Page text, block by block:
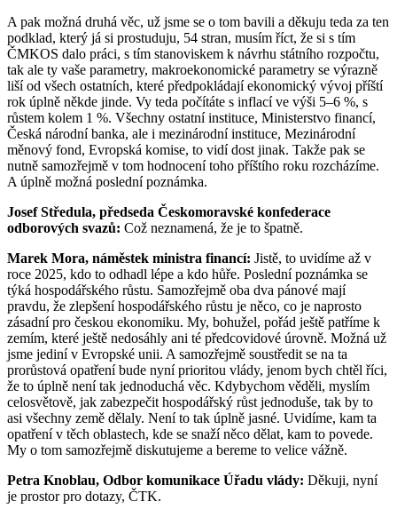
A pak možná druhá věc, už jsme se o tom bavili a děkuju teda za ten
podklad, který já si prostuduju, 54 stran, musím říct, že si s tím
ČMKOS dalo práci, s tím stanoviskem k návrhu státního rozpočtu,
tak ale ty vaše parametry, makroekonomické parametry se výrazně
liší od všech ostatních, které předpokládají ekonomický vývoj příští
rok úplně někde jinde. Vy teda počítáte s inflací ve výši 5–6 %, s
růstem kolem 1 %. Všechny ostatní instituce, Ministerstvo financí,
Česká národní banka, ale i mezinárodní instituce, Mezinárodní
měnový fond, Evropská komise, to vidí dost jinak. Takže pak se
nutně samozřejmě v tom hodnocení toho příštího roku rozcházíme.
A úplně možná poslední poznámka.
Josef Středula, předseda Českomoravské konfederace
odborových svazů: Což neznamená, že je to špatně.
Marek Mora, náměstek ministra financí: Jistě, to uvidíme až v
roce 2025, kdo to odhadl lépe a kdo hůře. Poslední poznámka se
týká hospodářského růstu. Samozřejmě oba dva pánové mají
pravdu, že zlepšení hospodářského růstu je něco, co je naprosto
zásadní pro českou ekonomiku. My, bohužel, pořád ještě patříme k
zemím, které ještě nedosáhly ani té předcovidové úrovně. Možná už
jsme jediní v Evropské unii. A samozřejmě soustředit se na ta
prorůstová opatření bude nyní prioritou vlády, jenom bych chtěl říci,
že to úplně není tak jednoduchá věc. Kdybychom věděli, myslím
celosvětově, jak zabezpečit hospodářský růst jednoduše, tak by to
asi všechny země dělaly. Není to tak úplně jasné. Uvidíme, kam ta
opatření v těch oblastech, kde se snaží něco dělat, kam to povede.
My o tom samozřejmě diskutujeme a bereme to velice vážně.
Petra Knoblau, Odbor komunikace Úřadu vlády: Děkuji, nyní
je prostor pro dotazy, ČTK.